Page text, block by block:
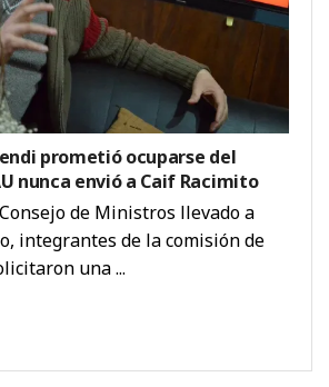
prometió ocuparse del
nunca envió a Caif Racimito
de Ministros llevado a
integrantes de la comisión de
una ...